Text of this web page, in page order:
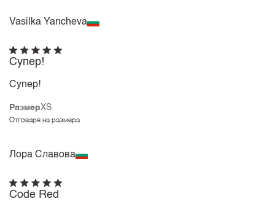
Vasilka Yancheva
РазмерXS
Отговаря на размера
Супер!
Супер!
Лора Славова
Code Red